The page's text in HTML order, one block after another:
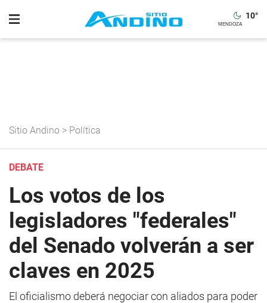
10°
Sitio Andino > Política
DEBATE
Los votos de los
legisladores "federales"
del Senado volverán a ser
claves en 2025
El oficialismo deberá negociar con aliados para poder